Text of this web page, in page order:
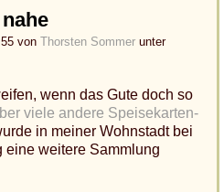
von Thorsten Sommer unter
wenn das Gute doch so
viele andere Speisekarten-
in meiner Wohnstadt bei
weitere Sammlung